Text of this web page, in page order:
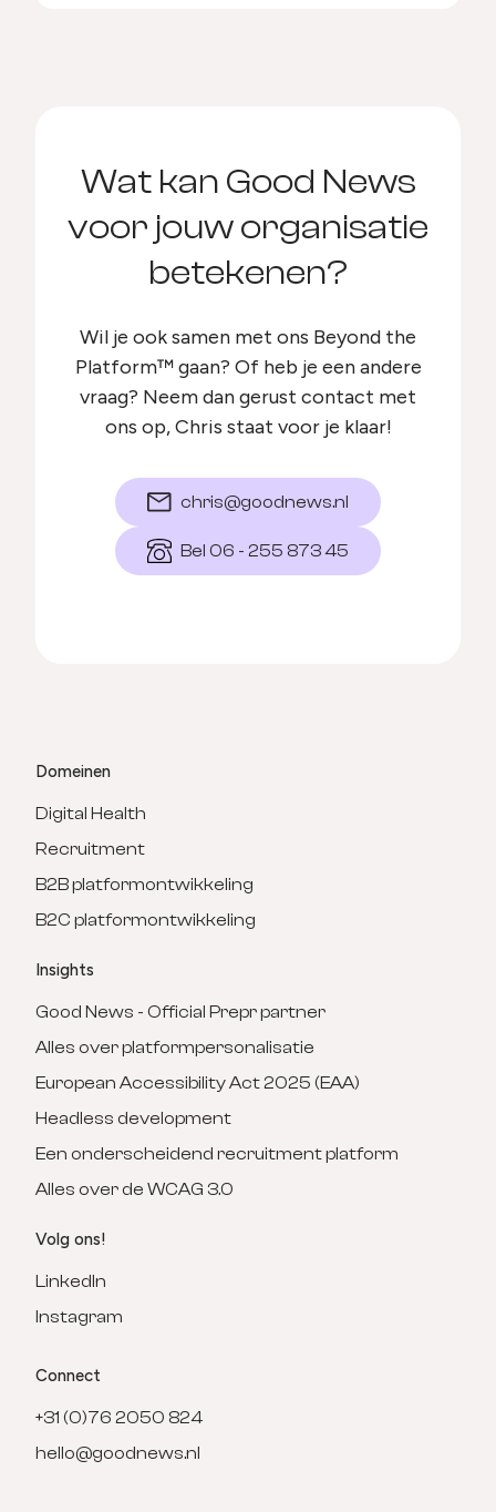
Wat kan Good News
voor jouw organisatie
betekenen?
Wil je ook samen met ons Beyond the
Platform™ gaan? Of heb je een andere
vraag? Neem dan gerust contact met
ons op, Chris staat voor je klaar!
chris@goodnews.nl
Bel 06 - 255 873 45
Domeinen
Digital Health
Recruitment
B2B platformontwikkeling
B2C platformontwikkeling
Insights
Good News - Official Prepr partner
Alles over platformpersonalisatie
European Accessibility Act 2025 (EAA)
Headless development
Een onderscheidend recruitment platform
Alles over de WCAG 3.0
Volg ons!
LinkedIn
Instagram
Connect
+31 (0)76 2050 824
hello@goodnews.nl